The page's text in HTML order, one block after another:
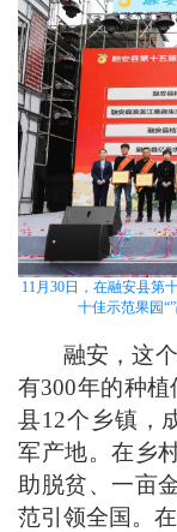
11月30日，在融安县第
十佳示范果园
融安，这
有300年的种
县12个乡镇，
军产地。在乡
助脱贫、一亩
范引领全国。